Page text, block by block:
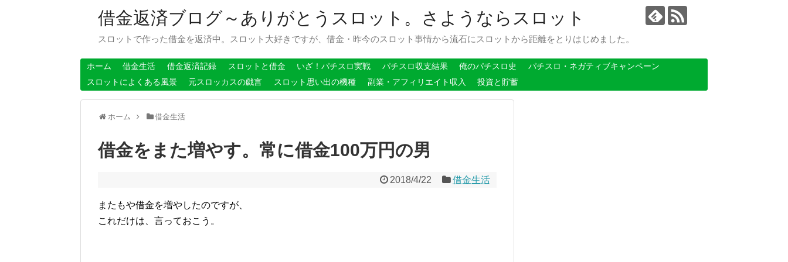
借金返済ブログ～ありがとうスロット。さようならスロット
スロットで作った借金を返済中。スロット大好きですが、借金・昨今のスロット事情から流石にスロットから距離をとりはじめました。
ホーム 借金生活 借金返済記録 スロットと借金 いざ！パチスロ実戦 パチスロ収支結果 俺のパチスロ史
パチスロ・ネガティブキャンペーン
スロットによくある風景
元スロッカスの戯言 スロット思い出の機種 副業・アフィリエイト収入 投資と貯蓄
ホーム 借金生活
借金をまた増やす。常に借金100万円の男
2018/4/22 借金生活
またもや借金を増やしたのですが、
これだけは、言っておこう。